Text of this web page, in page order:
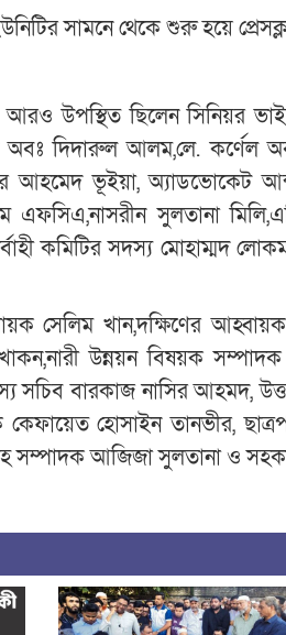
সামনে থেকে শুরু হয়ে
আরও উপস্থিত ছিলেন সিনিয়র
অবঃ দিদারুল আলম,লে. কর্ণেল
আহমেদ ভূইয়া, অ্যাডভোকেট
সুলতানা
কমিটির সদস্য মোহাম্মদ
সেলিম খান,দক্ষিণের
উন্নয়ন বিষয়ক সম্পাদক
সচিব বারকাজ নাসির আহমদ,
কেফায়েত হোসাইন তানভীর,
সম্পাদক আজিজা সুলতানা ও